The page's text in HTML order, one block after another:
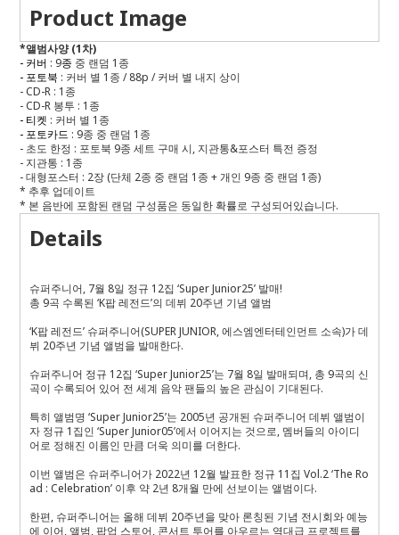
Product Image
*앨범사양(1차)
- 커버 : 9종 중 랜덤 1 종
- 포토북 : 커버 별 1 종 / 88p /커버 별 내지 상이
- CD-R : 1 종
- CD-R 봉투 : 1 종
- 티켓 : 커버 별 1 종
- 포토카드 : 9종 중 랜덤 1 종
- 초도 한정 : 포토북 9종 세트 구매 시, 지관통&포스터 특전 증정
- 지관통 : 1 종
-대형포스터 : 2장(단체 2종 중 랜덤 1 종 +개인 9종 중 랜덤 1 종)
* 추후 업데이트
* 본 음반에 포함된 랜덤 구성품은 동일한 확률로 구성되어있습니다.
Details
슈퍼주니어, 7월 8일 정규 12집 ‘Super Junior25’ 발매!
총 9곡 수록된 ‘K팝 레전드’의 데뷔 20주년 기념 앨범
‘K팝 레전드’ 슈퍼주니어(SUPER JUNIOR, 에스엠엔터테인먼트 소속)가 데
뷔 20주년 기념 앨범을 발매한다.
슈퍼주니어 정규 12집 ‘Super Junior25’는 7월 8일 발매되며, 총 9곡의 신
곡이 수록되어 있어 전 세계 음악 팬들의 높은 관심이 기대된다.
특히 앨범명 ‘Super Junior25’는 2005년 공개된 슈퍼주니어 데뷔 앨범이
자 정규 1집인 ‘Super Junior05’에서 이어지는 것으로, 멤버들의 아이디
어로 정해진 이름인 만큼 더욱 의미를 더한다.
이번 앨범은 슈퍼주니어가 2022년 12월 발표한 정규 11집 Vol.2 ‘The Ro
ad : Celebration’ 이후 약 2년 8개월 만에 선보이는 앨범이다.
한편, 슈퍼주니어는 올해 데뷔 20주년을 맞아 론칭된 기념 전시회와 예능
에 이어, 앨범, 팝업 스토어, 콘서트 투어를 아우르는 역대급 프로젝트를